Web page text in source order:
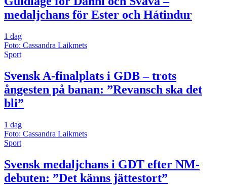
medaljchans för Ester och Hátindur
1 dag
Foto: Cassandra Laikmets
Sport
Svensk A-finalplats i GDB – trots
ångesten på banan: ”Revansch ska det
bli”
1 dag
Foto: Cassandra Laikmets
Sport
Svensk medaljchans i GDT efter NM-
debuten: ”Det känns jättestort”